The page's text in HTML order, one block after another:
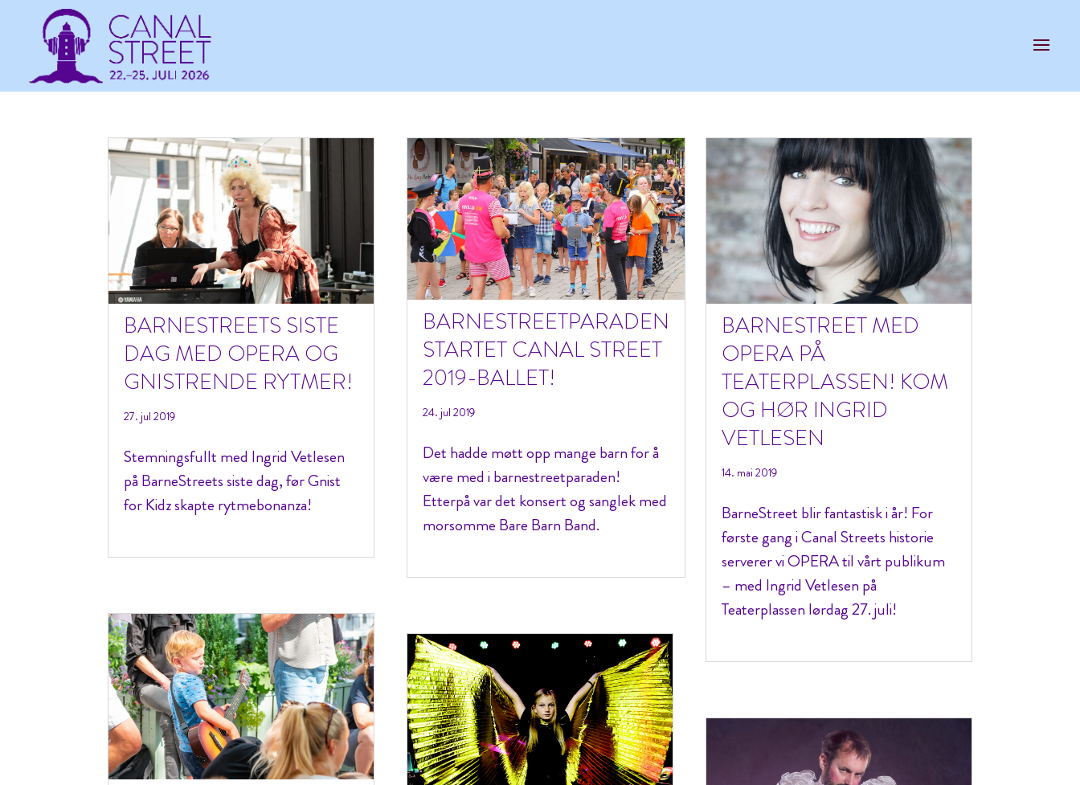
BARNESTREETS SISTE
DAG MED OPERA OG
GNISTRENDE RYTMER!
27. jul 2019
Stemningsfullt med Ingrid Vetlesen
på BarneStreets siste dag, før Gnist
for Kidz skapte rytmebonanza!
BARNESTREETPARADEN
STARTET CANAL STREET
2019-BALLET!
24. jul 2019
Det hadde møtt opp mange barn for å
være med i barnestreetparaden!
Etterpå var det konsert og sanglek med
morsomme Bare Barn Band.
BARNESTREET MED
OPERA PÅ
TEATERPLASSEN! KOM
OG HØR INGRID
VETLESEN
14. mai 2019
BarneStreet blir fantastisk i år! For
første gang i Canal Streets historie
serverer vi OPERA til vårt publikum
– med Ingrid Vetlesen på
Teaterplassen lørdag 27. juli!